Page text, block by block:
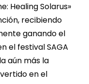
Healing Solarus»
recibiendo
ganando el
el festival SAGA
aún más la
en el